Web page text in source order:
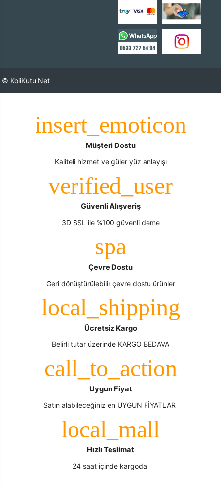
© KoliKutu.Net
Müşteri Dostu
Kaliteli hizmet ve güler yüz anlayışı
Güvenli Alışveriş
3D SSL ile %100 güvenli deme
Çevre Dostu
Geri dönüştürülebilir çevre dostu ürünler
Ücretsiz Kargo
Belirli tutar üzerinde KARGO BEDAVA
Uygun Fiyat
Satın alabileceğiniz en UYGUN FİYATLAR
Hızlı Teslimat
24 saat içinde kargoda